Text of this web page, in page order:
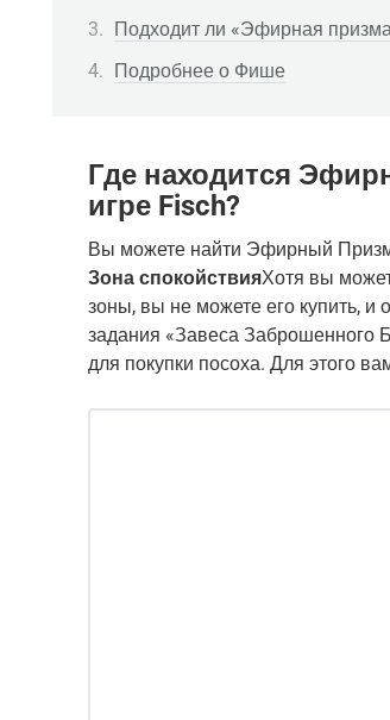
Подходит ли «Эфирная
Подробнее о Фише
Где находится
игре Fisch?
Вы можете найти Эфирный
Зона спокойствияХотя вы
зоны, вы не можете его купить, и
задания «Завеса Заброшенного
для покупки посоха. Для этого